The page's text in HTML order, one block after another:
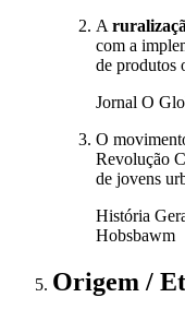
A
com a
de produtos
Jornal O
O
Revolução
de jovens
História
Hobsbawm
Origem /